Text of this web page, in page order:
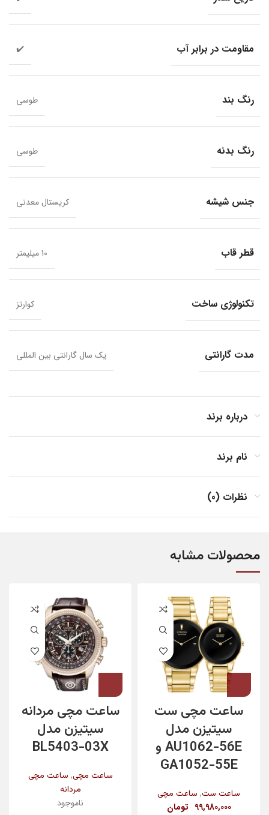
مقاومت در برابر آب ✔️
رنگ بند طوسی
رنگ بدنه طوسی
جنس شیشه کریستال معدنی
قطر قاب 10 میلیمتر
تکنولوژی ساخت کوارتز
مدت گارانتی یک سال گارانتی بین المللی
درباره برند
نام برند
نظرات (0)
محصولات مشابه
ساعت مچی ست
سیتیزن مدل
AU1062-56E و
GA1052-55E
ساعت ست, ساعت مچی
99,980,000 تومان
ساعت مچی مردانه
سیتیزن مدل
BL5403-03X
ساعت مچی, ساعت مچی
مردانه
ناموجود